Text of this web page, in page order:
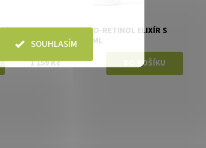
ERE PEREZ PHYTO-RETINOL ELIXÍR S
BÍLÝM ČAJEM 30 ML
1 159 Kč
SOUHLASÍM